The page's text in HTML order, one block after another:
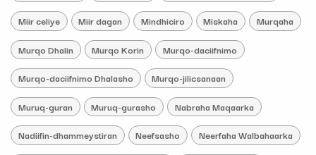
Miir celiye Miir dagan Mindhiciro Miskaha Murqaha
Murqo Dhalin Murqo Korin Murqo-daciifnimo
Murqo-daciifnimo Dhalasho Murqo-jilicsanaan
Muruq-guran Muruq-gurasho Nabraha Maqaarka
Nadiifin-dhammeystiran Neefsasho Neerfaha Walbahaarka